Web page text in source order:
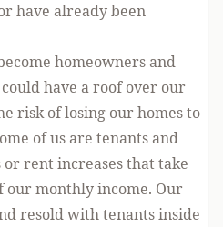
have already been
homeowners and
have a roof over our
risk of losing our homes to
of us are tenants and
rent increases that take
our monthly income. Our
resold with tenants inside